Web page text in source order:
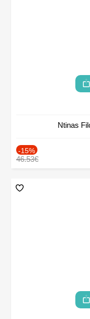
Ntinas
-15%
46.53€